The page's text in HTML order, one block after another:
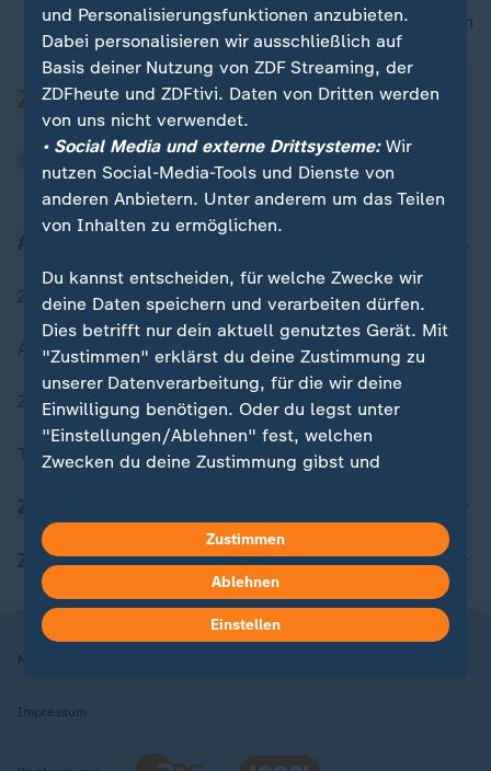
nach oben
Zuletzt veröffentlicht
Aktuelle Sendungs-Videos
ZDFheute Stories
Themen im Überblick
ZDFheute Apps
Nutzungsbedingungen
Impressum
und Personalisierungsfunktionen anzubieten.
Dabei personalisieren wir ausschließlich auf
Basis deiner Nutzung von ZDF Streaming, der
ZDFheute und ZDFtivi. Daten von Dritten werden
von uns nicht verwendet.
• Social Media und externe Drittsysteme:Wir
nutzen Social-Media-Tools und Dienste von
anderen Anbietern. Unter anderem um das Teilen
von Inhalten zu ermöglichen.
Du kannst entscheiden, für welche Zwecke wir
deine Daten speichern und verarbeiten dürfen.
Dies betrifft nur dein aktuell genutztes Gerät. Mit
"Zustimmen" erklärst du deine Zustimmung zu
unserer Datenverarbeitung, für die wir deine
Einwilligung benötigen. Oder du legst unter
"Einstellungen/Ablehnen" fest, welchen
Zwecken du deine Zustimmung gibst und
in deinen Einstellungen widerrufen oder ändern.
Hier findest du das Impressum.
Weitere Informationen findest du in unserer
Datenschutzerklärung.
Zustimmen
Ablehnen
Einstellen